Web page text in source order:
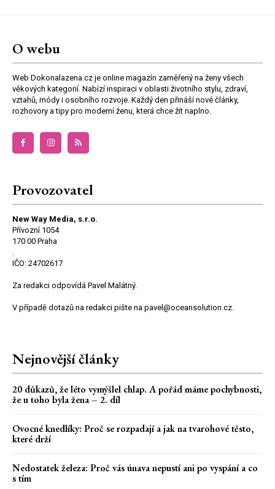
O webu
Web Dokonalazena.cz je online magazín zaměřený na ženy všech
věkových kategorií. Nabízí inspiraci v oblasti životního stylu, zdraví,
vztahů, módy i osobního rozvoje. Každý den přináší nové články,
rozhovory a tipy pro moderní ženu, která chce žít naplno.
Provozovatel
New Way Media, s.r.o.
Přívozní 1054
170 00 Praha
IČO: 24702617
Za redakci odpovídá Pavel Malátný.
V případě dotazů na redakci pište na pavel@oceansolution.cz.
Nejnovější články
20 důkazů, že léto vymýšlel chlap. A pořád máme pochybnosti,
že u toho byla žena – 2. díl
Ovocné knedlíky: Proč se rozpadají a jak na tvarohové těsto,
které drží
Nedostatek železa: Proč vás únava nepustí ani po vyspání a co
s tím